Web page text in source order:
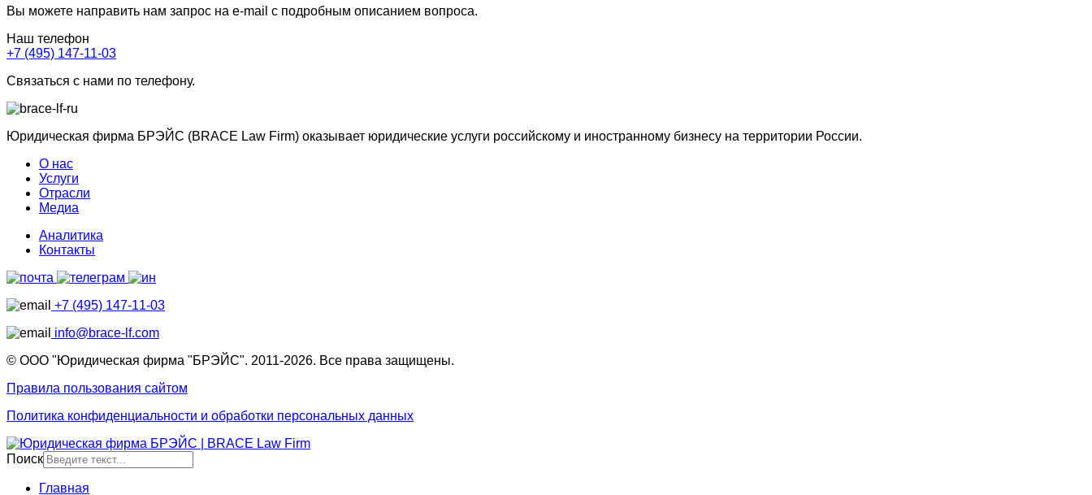
Вы можете направить нам запрос на e-mail с подробным описанием вопроса.
Наш телефон
+7 (495) 147-11-03
Связаться с нами по телефону.
Юридическая фирма БРЭЙС (BRACE Law Firm) оказывает юридические услуги российскому и иностранному бизнесу на территории России.
О нас
Услуги
Отрасли
Медиа
Аналитика
Контакты
+7 (495) 147-11-03
info@brace-lf.com
© ООО "Юридическая фирма "БРЭЙС". 2011-2026. Все права защищены.
Правила пользования сайтом
Политика конфиденциальности и обработки персональных данных
Поиск
Главная